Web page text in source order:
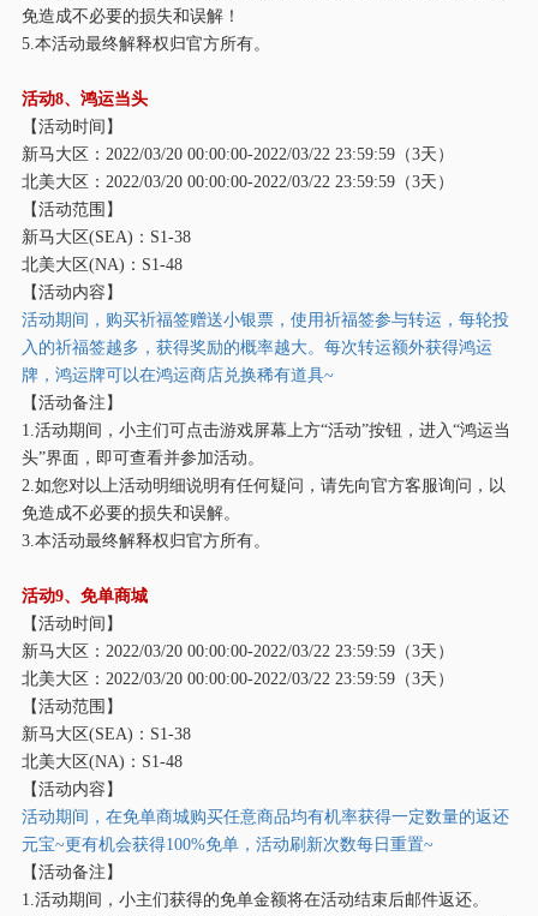
免造成不必要的损失和误解！
5.本活动最终解释权归官方所有。
活动8、鸿运当头
【活动时间】
新马大区： 2022/03/20 00:00:00-2022/03/22 23:59:59（3天）
北美大区： 2022/03/20 00:00:00-2022/03/22 23:59:59（3天）
【活动范围】
新马大区(SEA)：S1-38
北美大区(NA)：S1-48
【活动内容】
活动期间，购买祈福签赠送小银票，使用祈福签参与转运，每轮投
入的祈福签越多，获得奖励的概率越大。每次转运额外获得鸿运
牌，鸿运牌可以在鸿运商店兑换稀有道具~
【活动备注】
1.活动期间，小主们可点击游戏屏幕上方“活动”按钮，进入“鸿运当
头”界面，即可查看并参加活动。
2.如您对以上活动明细说明有任何疑问，请先向官方客服询问，以
免造成不必要的损失和误解。
3.本活动最终解释权归官方所有。
活动9、免单商城
【活动时间】
新马大区： 2022/03/20 00:00:00-2022/03/22 23:59:59（3天）
北美大区： 2022/03/20 00:00:00-2022/03/22 23:59:59（3天）
【活动范围】
新马大区(SEA)：S1-38
北美大区(NA)：S1-48
【活动内容】
活动期间，在免单商城购买任意商品均有机率获得一定数量的返还
元宝~更有机会获得100%免单，活动刷新次数每日重置~
【活动备注】
1.活动期间，小主们获得的免单金额将在活动结束后邮件返还。